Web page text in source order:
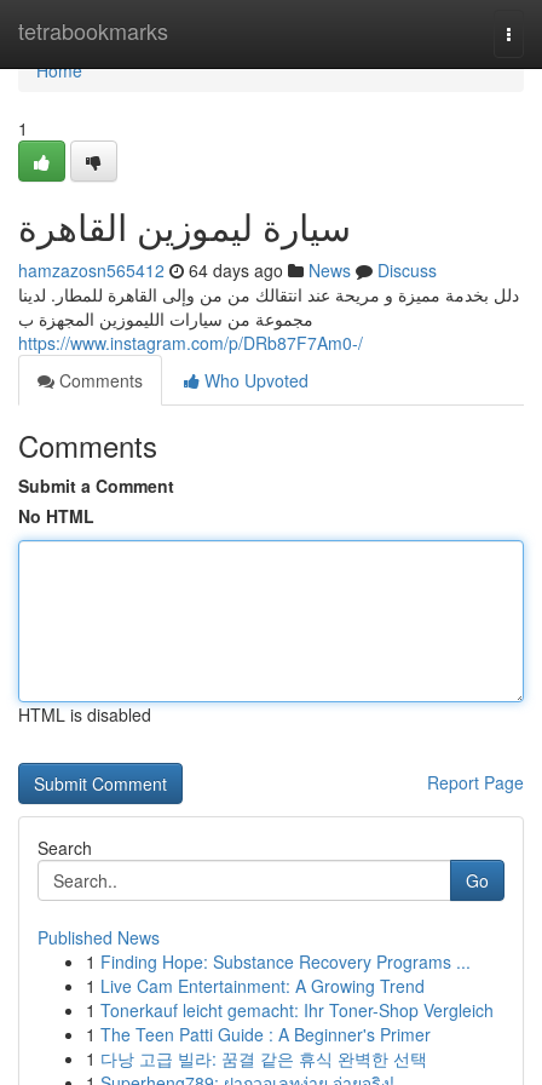
tetrabookmarks
Home
Home
1
سيارة ليموزين القاهرة
hamzazosn565412 64 days ago News
Discuss
دلل بخدمة مميزة و مريحة عند انتقالك من من وإلى القاهرة للمطار. لدينا
مجموعة من سيارات الليموزين المجهزة ب
https://www.instagram.com/p/DRb87F7Am0-/
Comments
Who Upvoted
Comments
Submit a Comment
No HTML
HTML is disabled
Report Page
Search
Go
Published News
1 Finding Hope: Substance Recovery Programs ...
1 Live Cam Entertainment: A Growing Trend
1 Tonerkauf leicht gemacht: Ihr Toner-Shop Vergleich
1 The Teen Patti Guide : A Beginner's Primer
1 다낭 고급 빌라: 꿈결 같은 휴식 완벽한 선택